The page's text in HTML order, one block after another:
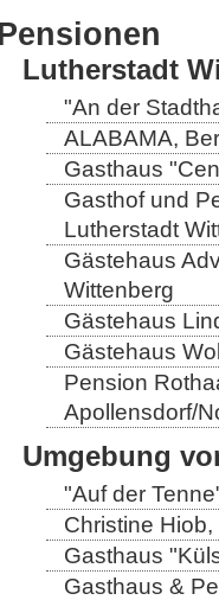
Lutherstadt
"An der
ALABAMA,
Gasthaus
Gasthof und
Lutherstadt
Gästehaus
Wittenberg
Gästehaus
Gästehaus
Pension
Apollensdorf/
Umgebung
"Auf der
Christine
Gasthaus
Gasthaus &